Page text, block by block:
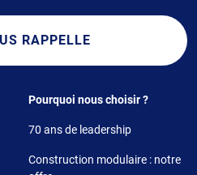
RAPPELLE
Footer 2
Pourquoi nous choisir ?
70 ans de leadership
Construction modulaire : notre